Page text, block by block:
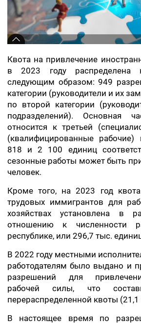
Квота на привлечение
в 2023 году распределена
следующим образом: 949
категории (руководители и их
по второй категории
подразделений). Основная
относится к третьей
(квалифицированные рабочие)
818 и 2 100 единиц
сезонные работы может быть
человек.
Кроме того, на 2023 год
трудовых иммигрантов для
хозяйствах установлена в
отношению к численности
республике, или 296,7 тыс.
В 2022 году местными
работодателям было выдано и
разрешений для
рабочей силы, что
перераспределенной квоты (21,1
В настоящее время по